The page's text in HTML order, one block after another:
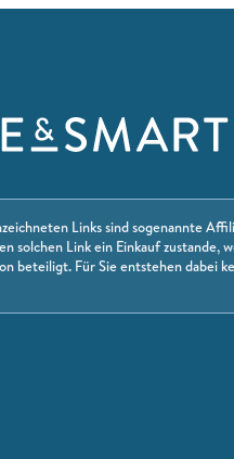
Links sind sogenannte
solchen Link ein Einkauf zustande,
beteiligt. Für Sie entstehen dabei